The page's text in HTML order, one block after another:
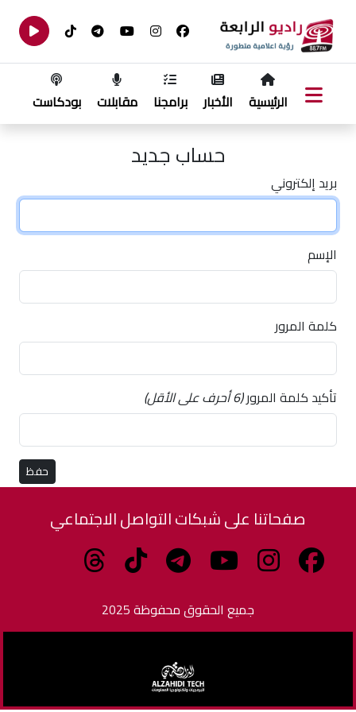
الرئيسية الأخبار برامجنا مقابلات بودكاست
حساب جديد
بريد إلكتروني
الإسم
كلمة المرور
تأكيد كلمة المرور(6 أحرف على الأقل)
صفحاتنا على شبكات التواصل الاجتماعي
جميع الحقوق محفوظة 2025